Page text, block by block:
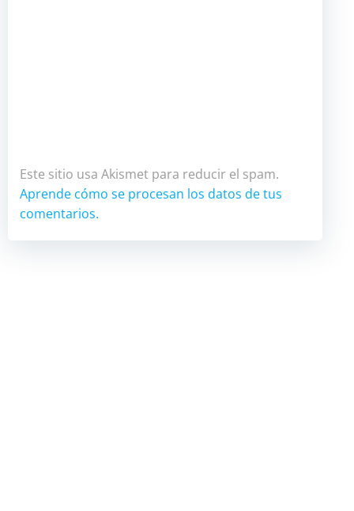
Este sitio usa Akismet para reducir el spam.
Aprende cómo se procesan los datos de tus
comentarios.